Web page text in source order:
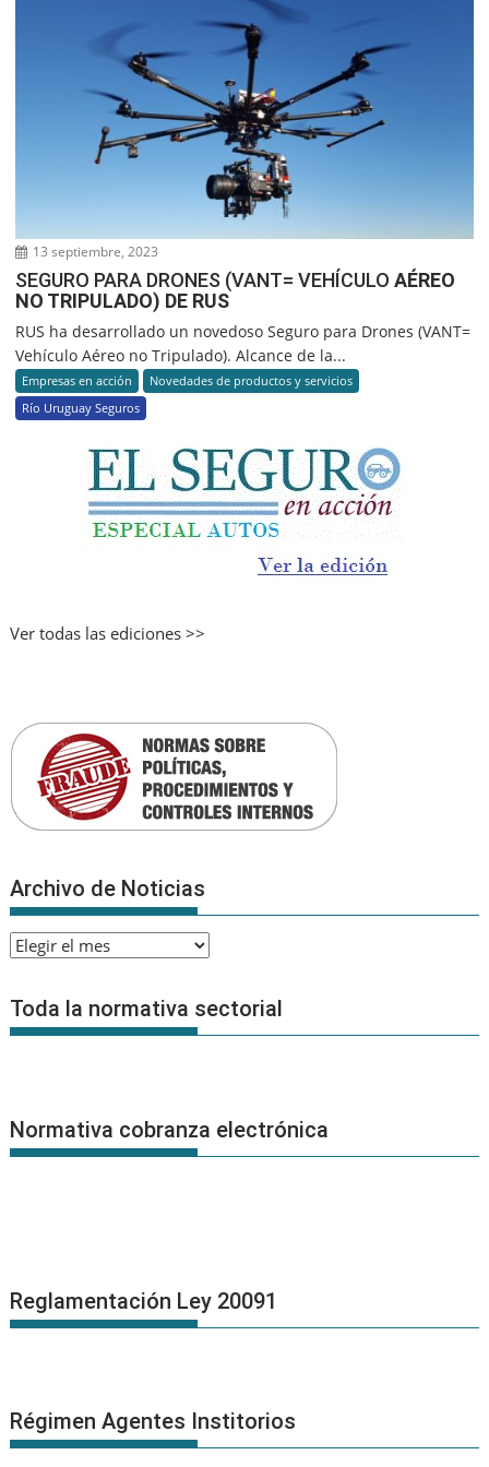
13 septiembre, 2023
SEGURO PARA DRONES (VANT= VEHÍCULOAÉREO
NO TRIPULADO) DE RUS
RUS ha desarrollado un novedoso Seguro para Drones (VANT=
Vehículo Aéreo no Tripulado). Alcance de la...
Empresas en acción
Novedades de productos y servicios
Río Uruguay Seguros
Ver todas las ediciones >>
Archivo de Noticias
Archivo
Noticias
Toda la normativa sectorial
Normativa cobranza electrónica
Reglamentación Ley 20091
Régimen Agentes Institorios